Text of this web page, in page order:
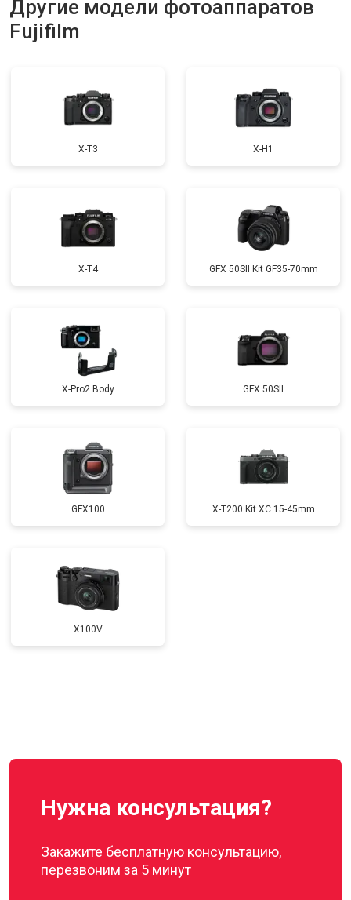
Другие модели фотоаппаратов
Fujifilm
X-T3 X-H1
X-T4 GFX 50SII Kit GF35-70mm
X-Pro2 Body GFX 50SII
GFX100 X-T200 Kit XC 15-45mm
X100V
Нужна консультация?
Закажите бесплатную консультацию,
перезвоним за 5 минут